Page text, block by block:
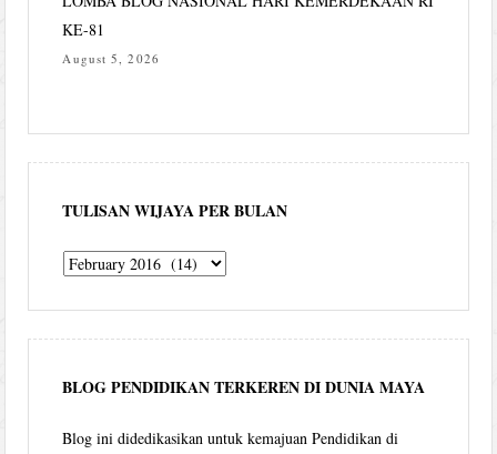
KE-81
August 5, 2026
TULISAN WIJAYA PER BULAN
Tulisan
per
bulan
BLOG PENDIDIKAN TERKEREN DI DUNIA MAYA
Blog ini didedikasikan untuk kemajuan Pendidikan di